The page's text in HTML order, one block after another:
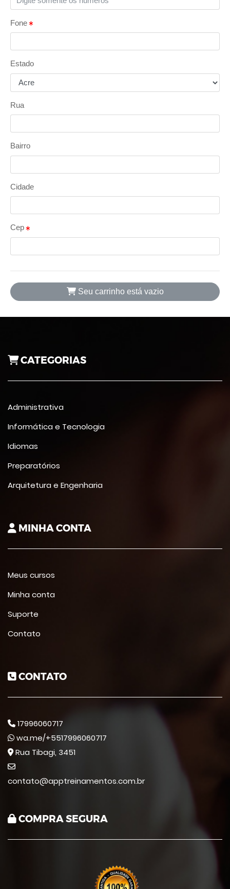
Fone
Estado
Rua
Bairro
Cidade
Cep
Seu carrinho está vazio
CATEGORIAS
Administrativa
Informática e Tecnologia
Idiomas
Preparatórios
Arquitetura e Engenharia
MINHA CONTA
Meus cursos
Minha conta
Suporte
Contato
CONTATO
17996060717
wa.me/+5517996060717
Rua Tibagi, 3451
contato@apptreinamentos.com.br
COMPRA SEGURA